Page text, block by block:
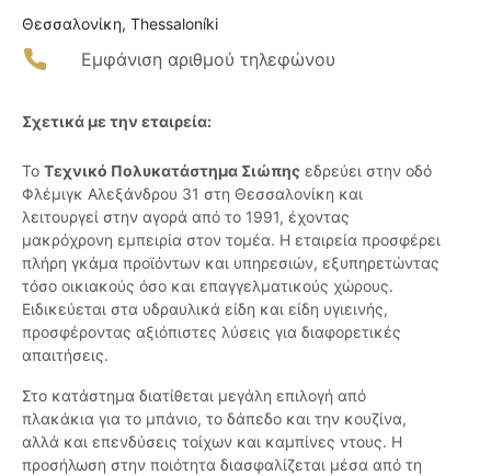
Θεσσαλονίκη, Thessaloníki
Εμφάνιση αριθμού τηλεφώνου
Σχετικά με την εταιρεία:
Το Τεχνικό Πολυκατάστημα Σιώπης εδρεύει στην οδό
Φλέμιγκ Αλεξάνδρου 31 στη Θεσσαλονίκη και
λειτουργεί στην αγορά από το 1991, έχοντας
μακρόχρονη εμπειρία στον τομέα. Η εταιρεία προσφέρει
πλήρη γκάμα προϊόντων και υπηρεσιών, εξυπηρετώντας
τόσο οικιακούς όσο και επαγγελματικούς χώρους.
Ειδικεύεται στα υδραυλικά είδη και είδη υγιεινής,
προσφέροντας αξιόπιστες λύσεις για διαφορετικές
απαιτήσεις.
Στο κατάστημα διατίθεται μεγάλη επιλογή από
πλακάκια για το μπάνιο, το δάπεδο και την κουζίνα,
αλλά και επενδύσεις τοίχων και καμπίνες ντους. Η
προσήλωση στην ποιότητα διασφαλίζεται μέσα από τη